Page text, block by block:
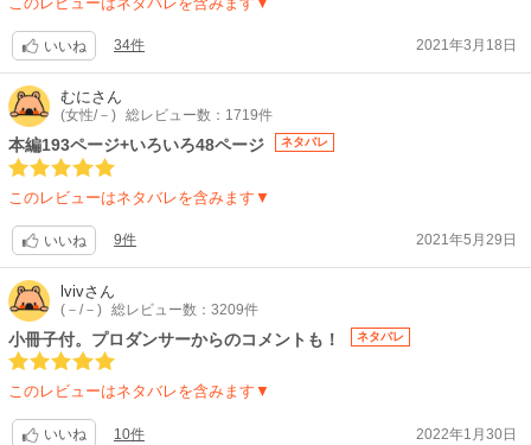
いいね 34件 2021年3月18日
むに さん
(女性/－) 総レビュー数：1719件
本編193ページ+いろいろ48ページ ネタバレ
このレビューはネタバレを含みます▼
いいね 9件 2021年5月29日
lvivさん
(－/－) 総レビュー数：3209件
小冊子付。プロダンサーからのコメントも！ ネタバレ
このレビューはネタバレを含みます▼
いいね 10件 2022年1月30日